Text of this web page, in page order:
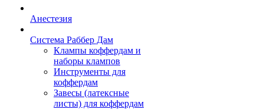
Анестезия
Система Раббер Дам
Клампы коффердам и
наборы клампов
Инструменты для
коффердам
Завесы (латексные
листы) для коффердам